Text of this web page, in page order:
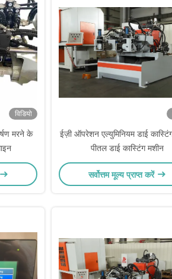
विडियो
मरने के
ईज़ी ऑपरेशन एल्युमिनियम डाई
पीतल डाई कास्टिंग मशीन
सर्वोत्तम मूल्य प्राप्त करें